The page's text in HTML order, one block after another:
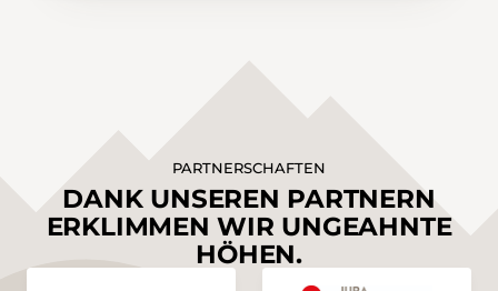
PARTNERSCHAFTEN
DANK UNSEREN PARTNERN
ERKLIMMEN WIR UNGEAHNTE
HÖHEN.